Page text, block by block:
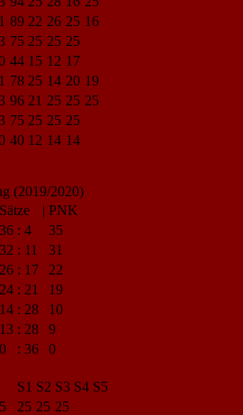
1 89 22 26 25 16
75 25 25 25
44 15 12 17
1 78 25 14 20 19
96 21 25 25 25
75 25 25 25
40 12 14 14
(2019/2020)
Sätze | PNK
36 : 4
35
32 : 11
31
26 : 17
22
24 : 21
19
14 : 28
10
13 : 28
9
0 : 36 0
S1 S2 S3 S4 S5
25 25 25